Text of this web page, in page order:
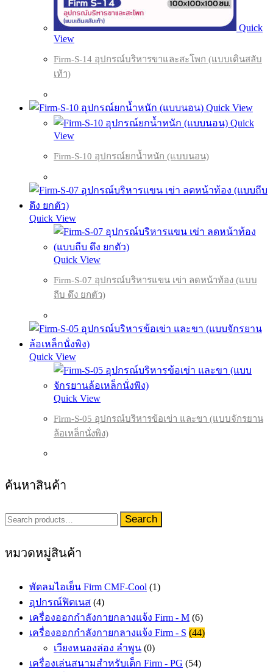
Quick
View
Firm-S-14 อุปกรณ์บริหารขาและสะโพก (แบบเดินสลับ
เท้า)
Quick View
Quick
View
Firm-S-10 อุปกรณ์ยกน้ำหนัก (แบบนอน)
Quick View
Quick View
Firm-S-07 อุปกรณ์บริหารแขน เข่า ลดหน้าท้อง (แบบ
ถีบ ดึง ยกตัว)
Quick View
Quick View
Firm-S-05 อุปกรณ์บริหารข้อเข่า และขา (แบบจักรยาน
ล้อเหล็กนั่งพิง)
ค้นหาสินค้า
Search
for:
Search
หมวดหมู่สินค้า
พัดลมไอเย็น Firm CMF-Cool (1)
อุปกรณ์ฟิตเนส (4)
เครื่องออกกำลังกายกลางแจ้ง Firm - M (6)
เครื่องออกกำลังกายกลางแจ้ง Firm - S (44)
เวียงหนองล่อง ลำพูน (0)
เครื่องเล่นสนามสำหรับเด็ก Firm - PG (54)